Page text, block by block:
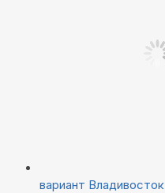
вариант Владивосток